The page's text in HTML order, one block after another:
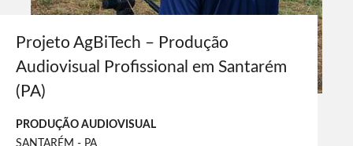
Projeto AgBiTech – Produção
Audiovisual Profissional em Santarém
(PA)
PRODUÇÃO AUDIOVISUAL
SANTARÉM - PA